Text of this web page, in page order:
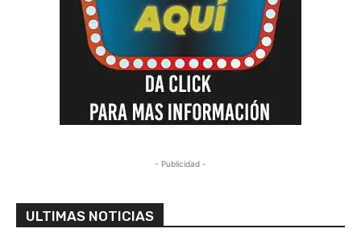
- Publicidad -
ULTIMAS NOTICIAS